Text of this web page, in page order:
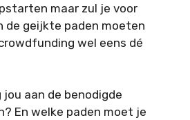
maar zul je voor
de geijkte paden moeten
wel eens dé
aan de benodigde
En welke paden moet je